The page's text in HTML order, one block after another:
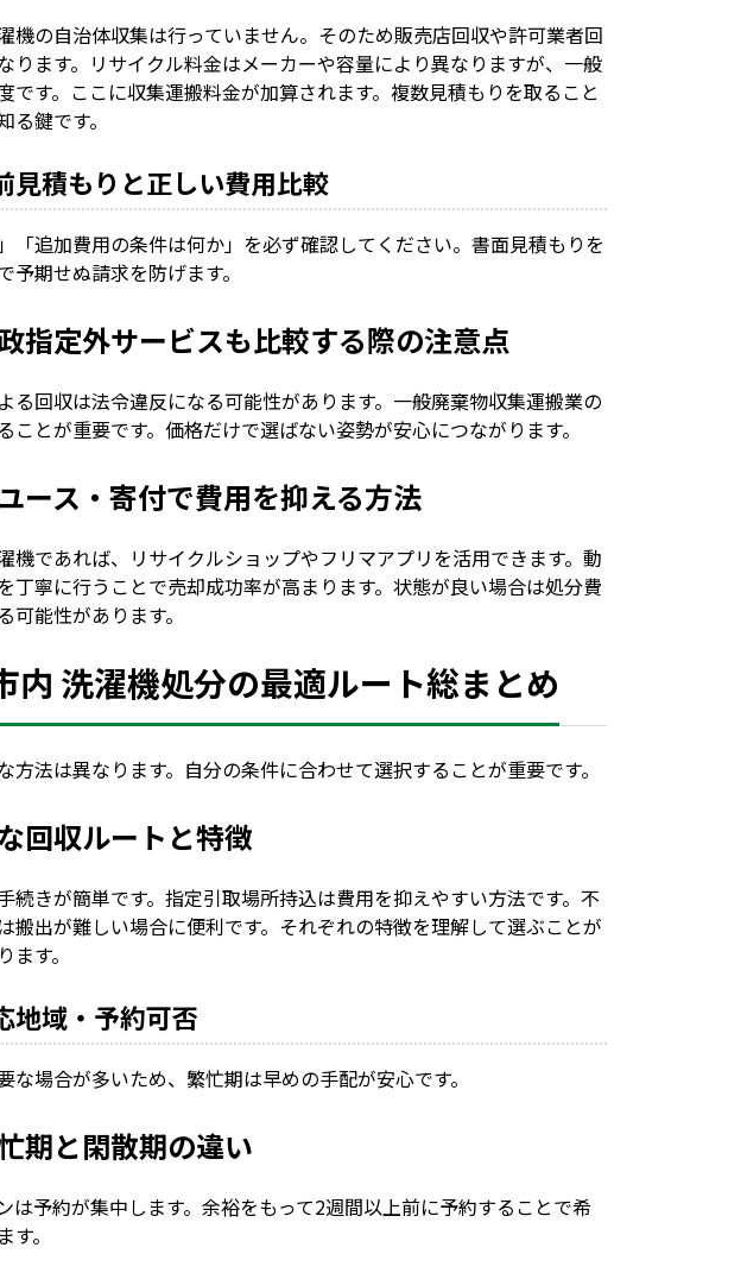
機の自治体収集は行っていません。そのため販売店回収や許可業者回
ります。リサイクル料金はメーカーや容量により異なりますが、一般
です。ここに収集運搬料金が加算されます。複数見積もりを取ること
る鍵です。
見積もりと正しい費用比較
「追加費用の条件は何か」を必ず確認してください。書面見積もりを
予期せぬ請求を防げます。
指定外サービスも比較する際の注意点
る回収は法令違反になる可能性があります。一般廃棄物収集運搬業の
ことが重要です。価格だけで選ばない姿勢が安心につながります。
ース・寄付で費用を抑える方法
機であれば、リサイクルショップやフリマアプリを活用できます。動
丁寧に行うことで売却成功率が高まります。状態が良い場合は処分費
可能性があります。
内 洗濯機処分の最適ルート総まとめ
方法は異なります。自分の条件に合わせて選択することが重要です。
回収ルートと特徴
続きが簡単です。指定引取場所持込は費用を抑えやすい方法です。不
搬出が難しい場合に便利です。それぞれの特徴を理解して選ぶことが
す。
地域・予約可否
な場合が多いため、繁忙期は早めの手配が安心です。
期と閑散期の違い
は予約が集中します。余裕をもって2週間以上前に予約することで希
。